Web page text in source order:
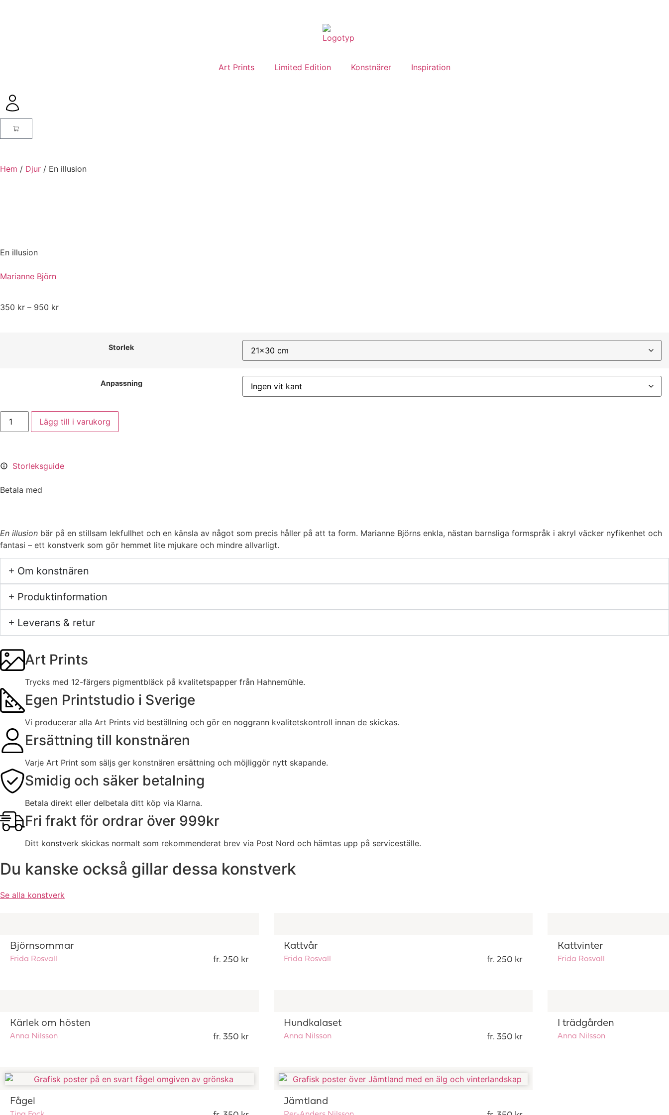
Art Prints Limited Edition Konstnärer Inspiration
Hem / Djur / En illusion
En illusion
Marianne Björn
350 kr – 950 kr
Storlek
Anpassning
Lägg till i varukorg
Storleksguide
Betala med
En illusion bär på en stillsam lekfullhet och en känsla av något som precis håller på att ta form. Marianne Björns enkla, nästan barnsliga formspråk i akryl väcker nyfikenhet och
fantasi – ett konstverk som gör hemmet lite mjukare och mindre allvarligt.
Om konstnären
Produktinformation
Leverans & retur
Art Prints
Trycks med 12-färgers pigmentbläck på kvalitetspapper från Hahnemühle.
Egen Printstudio i Sverige
Vi producerar alla Art Prints vid beställning och gör en noggrann kvalitetskontroll innan de skickas.
Ersättning till konstnären
Varje Art Print som säljs ger konstnären ersättning och möjliggör nytt skapande.
Smidig och säker betalning
Betala direkt eller delbetala ditt köp via Klarna.
Fri frakt för ordrar över 999kr
Ditt konstverk skickas normalt som rekommenderat brev via Post Nord och hämtas upp på serviceställe.
Du kanske också gillar dessa konstverk
Se alla konstverk
Björnsommar
Frida Rosvall fr. 250 kr
Kattvår
Frida Rosvall fr. 250 kr
Kattvinter
Frida Rosvall
Kärlek om hösten
Anna Nilsson fr. 350 kr
Hundkalaset
Anna Nilsson fr. 350 kr
I trädgården
Anna Nilsson
Fågel Jämtland